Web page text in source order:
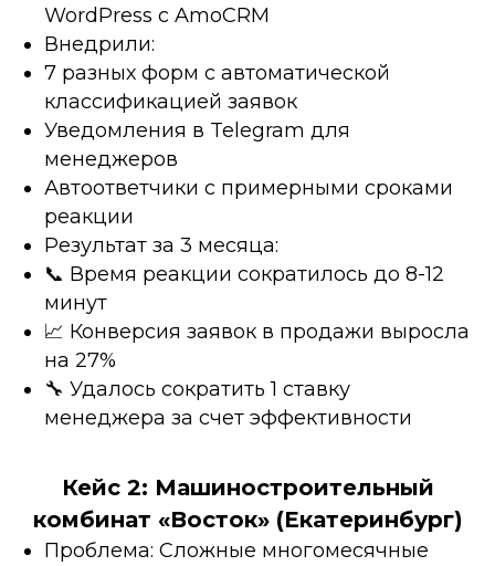
WordPress с AmoCRM
Внедрили:
7 разных форм с автоматической
классификацией заявок
Уведомления в Telegram для
менеджеров
Автоответчики с примерными сроками
реакции
Результат за 3 месяца:
📞 Время реакции сократилось до 8-12
минут
📈 Конверсия заявок в продажи выросла
на 27%
🔧 Удалось сократить 1 ставку
менеджера за счет эффективности
Кейс 2: Машиностроительный
комбинат «Восток» (Екатеринбург)
Проблема: Сложные многомесячные